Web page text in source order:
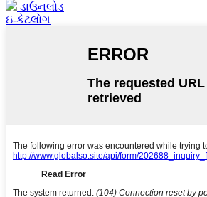
ડાઉનલોડ
ઇ-કેટલોગ